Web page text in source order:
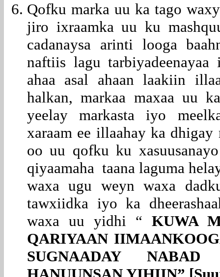
Qofku marka uu ka tago
jiro ixraamka uu ku
cadanaysa arinti looga
naftiis lagu
ahaa asal ahaan laakiin
halkan, markaa maxaa uu
yeelay markasta iyo
xaraam ee illaahay ka
oo uu qofku ku
qiyaamaha taana laguma
waxa ugu weyn waxa
tawxiidka iyo ka
waxa uu yidhi “ KUWA
QARIYAAN
SUGNAADAY